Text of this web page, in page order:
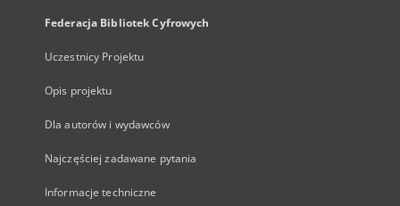
Federacja Bibliotek Cyfrowych
Uczestnicy Projektu
Opis projektu
Dla autorów i wydawców
Najczęściej zadawane pytania
Informacje techniczne